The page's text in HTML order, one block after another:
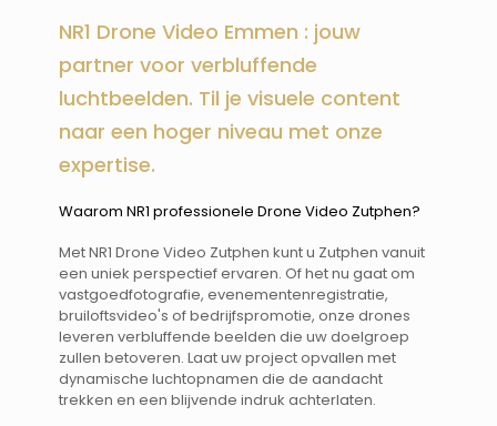
NR1 Drone Video Emmen : jouw
partner voor verbluffende
luchtbeelden. Til je visuele content
naar een hoger niveau met onze
expertise.
Waarom NR1 professionele Drone Video Zutphen? ​​
Met NR1 Drone Video Zutphen kunt u Zutphen vanuit
een uniek perspectief ervaren. Of het nu gaat om
vastgoedfotografie, evenementenregistratie,
bruiloftsvideo's of bedrijfspromotie, onze drones
leveren verbluffende beelden die uw doelgroep
zullen betoveren. Laat uw project opvallen met
dynamische luchtopnamen die de aandacht
trekken en een blijvende indruk achterlaten.